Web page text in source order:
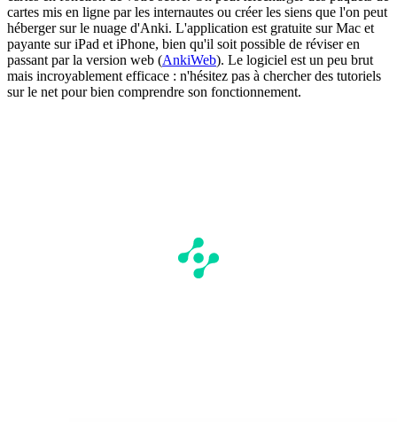
cartes mis en ligne par les internautes ou créer les siens que l'on peut
héberger sur le nuage d'Anki. L'application est gratuite sur Mac et
payante sur iPad et iPhone, bien qu'il soit possible de réviser en
passant par la version web (AnkiWeb). Le logiciel est un peu brut
mais incroyablement efficace : n'hésitez pas à chercher des tutoriels
sur le net pour bien comprendre son fonctionnement.